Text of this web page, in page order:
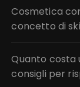
Cosmetica
concetto di
Quanto costa
consigli per